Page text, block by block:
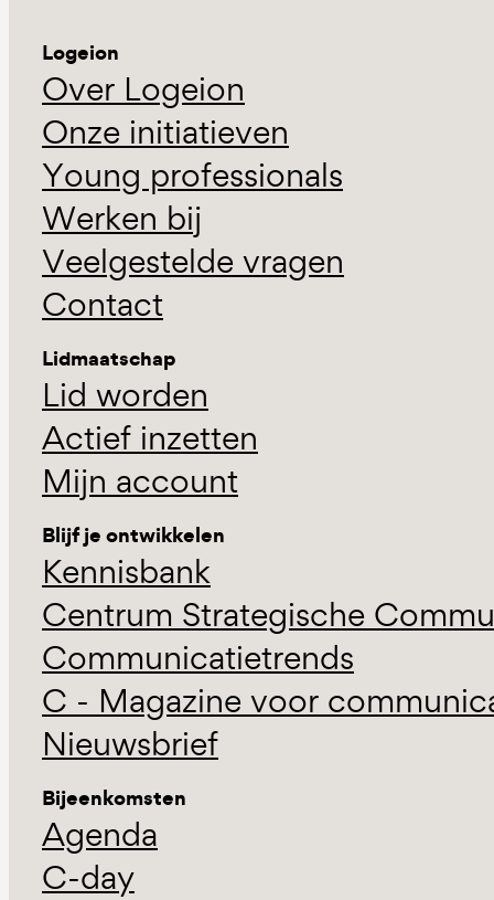
Logeion
Over Logeion
Onze initiatieven
Young professionals
Werken bij
Veelgestelde vragen
Contact
Lidmaatschap
Lid worden
Actief inzetten
Mijn account
Blijf je ontwikkelen
Kennisbank
Centrum Strategische
Communicatietrends
C - Magazine voor
Nieuwsbrief
Bijeenkomsten
Agenda
C-day